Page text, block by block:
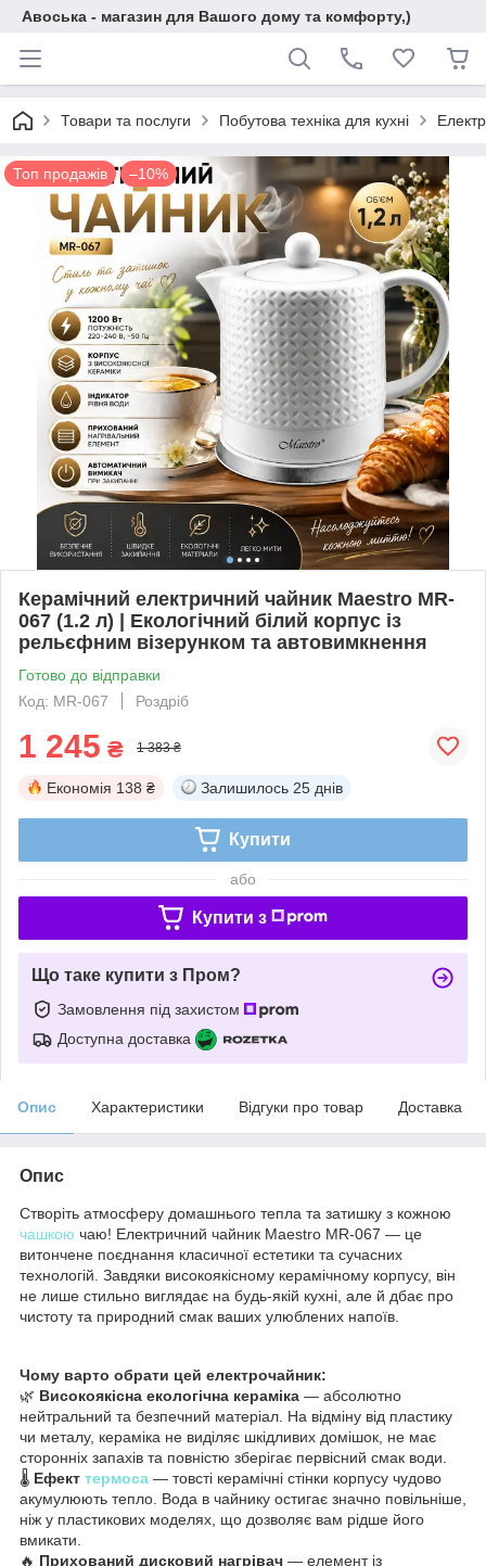
Авоська - магазин для Вашого дому та комфорту,)
Товари та послуги Побутова техніка для кухні
Топ продажів –10%
Керамічний електричний чайник Maestro MR-
067 (1.2 л) | Екологічний білий корпус із
рельєфним візерунком та автовимкнення
Готово до відправки
Код: MR-067
Роздріб
1 245 ₴ 1 383 ₴
Економія 138 ₴ Залишилось 25 днів
Купити
або
Купити з
Що таке купити з Пром?
Замовлення під захистом
Доступна доставка
Опис Характеристики Відгуки про товар Доставка
Опис
Створіть атмосферу домашнього тепла та затишку з кожною
чашкою чаю! Електричний чайник Maestro MR-067 — це
витончене поєднання класичної естетики та сучасних
технологій. Завдяки високоякісному керамічному корпусу, він
не лише стильно виглядає на будь-якій кухні, але й дбає про
чистоту та природний смак ваших улюблених напоїв.
Чому варто обрати цей електрочайник:
🌿 Високоякісна екологічна кераміка — абсолютно
нейтральний та безпечний матеріал. На відміну від пластику
чи металу, кераміка не виділяє шкідливих домішок, не має
сторонніх запахів та повністю зберігає первісний смак води.
🌡️ Ефект термоса — товсті керамічні стінки корпусу чудово
акумулюють тепло. Вода в чайнику остигає значно повільніше,
ніж у пластикових моделях, що дозволяє вам рідше його
вмикати.
🔥 Прихований дисковий нагрівач — елемент із